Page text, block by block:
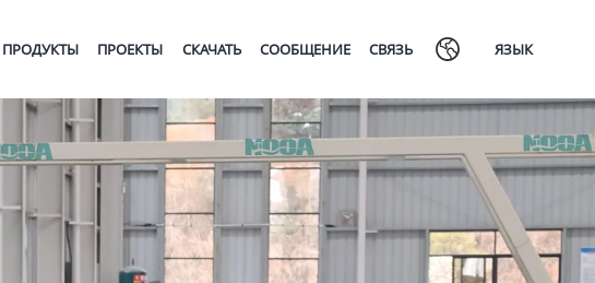
ПРОДУКТЫ ПРОЕКТЫ СКАЧАТЬ СООБЩЕНИЕ СВЯЗЬ ЯЗЫК